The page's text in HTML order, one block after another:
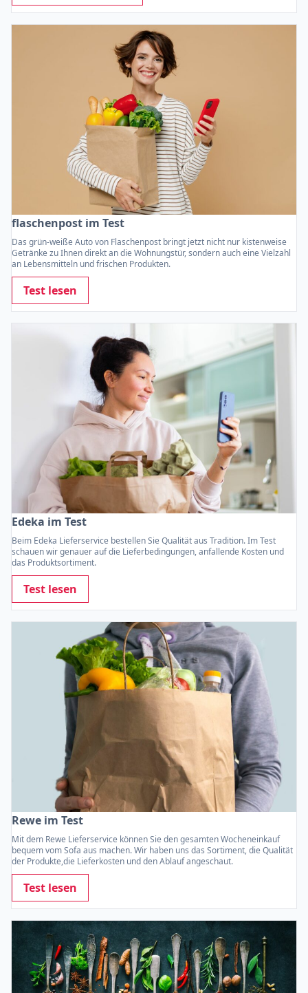
flaschenpost im Test
Das grün-weiße Auto von Flaschenpost bringt jetzt nicht nur kistenweise
Getränke zu Ihnen direkt an die Wohnungstür, sondern auch eine Vielzahl
an Lebensmitteln und frischen Produkten.
Test lesen
Edeka im Test
Beim Edeka Lieferservice bestellen Sie Qualität aus Tradition. Im Test
schauen wir genauer auf die Lieferbedingungen, anfallende Kosten und
das Produktsortiment.
Test lesen
Rewe im Test
Mit dem Rewe Lieferservice können Sie den gesamten Wocheneinkauf
bequem vom Sofa aus machen. Wir haben uns das Sortiment, die Qualität
der Produkte,die Lieferkosten und den Ablauf angeschaut.
Test lesen